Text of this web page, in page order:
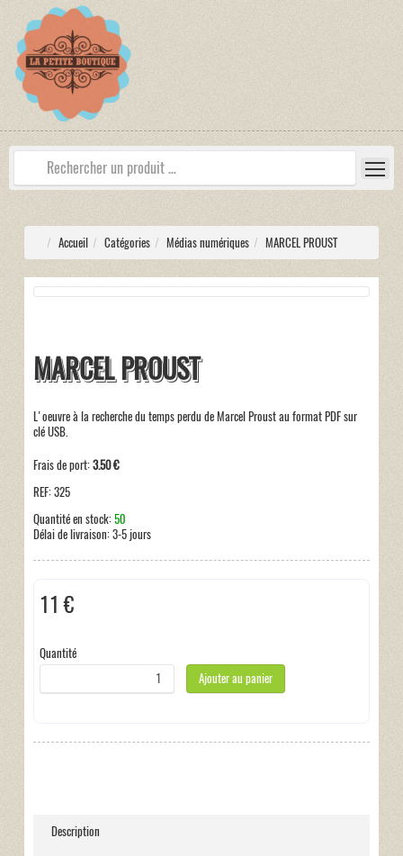
Accueil Catégories Médias numériques MARCEL PROUST
MARCEL PROUST
L'oeuvre à la recherche du temps perdu de Marcel Proust au format PDF sur
clé USB.
Frais de port:3.50 €
REF:325
Quantité en stock:50
Délai de livraison:3-5 jours
11 €
Quantité
Ajouter au panier
Description